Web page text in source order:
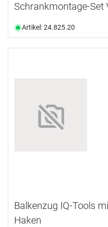
Schrankmontage-Set
Artikel: 24.825.20
Balkenzug IQ-Tools
Haken